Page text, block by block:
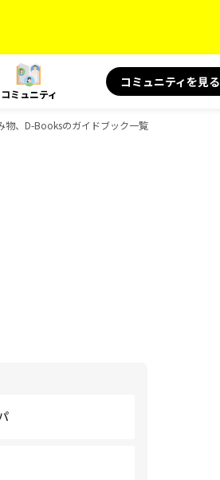
コミュニティ
コミュニティを見る
物、D-Booksのガイドブック一覧